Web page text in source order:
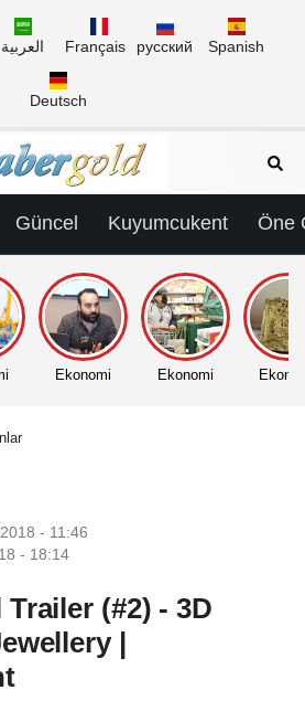
العربية Français русский Spanish
Deutsch
Güncel Kuyumcukent Öne
Ekonomi Ekonomi
- 11:46
- 18:14
(#2) - 3D
|